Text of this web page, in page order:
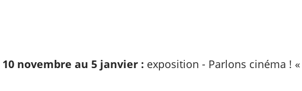
novembre au 5 janvier : exposition - Parlons cinéma ! «